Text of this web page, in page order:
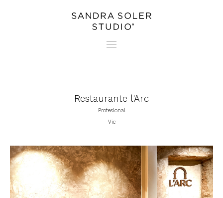
CONTACTO
ESTUDIO
PRENSA
Restaurante l'Arc
Profesional
Vic